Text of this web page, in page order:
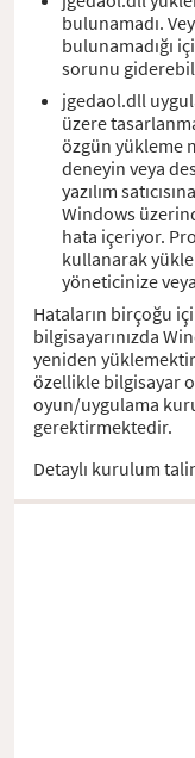
bulunamadı.
bulunamadığı
sorunu
jgedaol.dll
üzere
özgün yükleme
deneyin veya
yazılım
Windows
hata içeriyor.
kullanarak
yöneticinize veya
Hataların birçoğu
bilgisayarınızda
yeniden
özellikle bilgisayar
oyun/uygulama
gerektirmektedir.
Detaylı kurulum